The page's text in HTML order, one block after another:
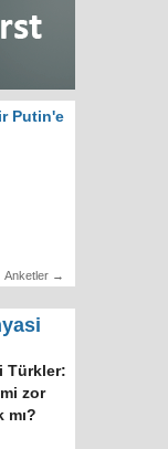
Putin'e
Anketler →
Türkler:
zor
mı?